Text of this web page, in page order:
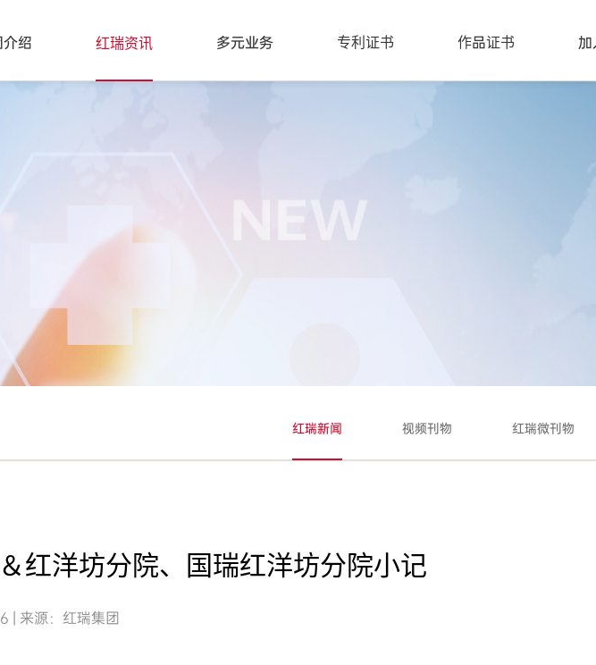
绍 红瑞资讯 多元业务 专利证书 作品证书 加
红瑞新闻 视频刊物 红瑞微刊物
红洋坊分院、国瑞红洋坊分院小记
| 来源：红瑞集团